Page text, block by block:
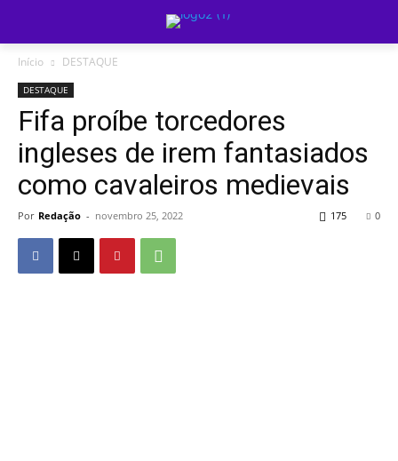
Início DESTAQUE
DESTAQUE
Fifa proíbe torcedores
ingleses de irem fantasiados
como cavaleiros medievais
Por Redação - novembro 25, 2022 0
175